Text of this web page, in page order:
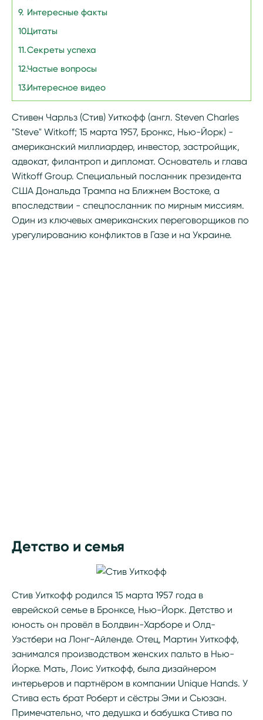
Интересные факты
Цитаты
Секреты успеха
Частые вопросы
Интересное видео
Стивен Чарльз (Стив) Уиткофф (англ. Steven Charles
"Steve" Witkoff; 15 марта 1957, Бронкс, Нью-Йорк) -
американский миллиардер, инвестор, застройщик,
адвокат, филантроп и дипломат. Основатель и глава
Witkoff Group. Специальный посланник президента
США Дональда Трампа на Ближнем Востоке, а
впоследствии - спецпосланник по мирным миссиям.
Один из ключевых американских переговорщиков по
урегулированию конфликтов в Газе и на Украине.
Детство и семья
Стив Уиткофф родился 15 марта 1957 года в
еврейской семье в Бронксе, Нью-Йорк. Детство и
юность он провёл в Болдвин-Харборе и Олд-
Уэстбери на Лонг-Айленде. Отец, Мартин Уиткофф,
занимался производством женских пальто в Нью-
Йорке. Мать, Лоис Уиткофф, была дизайнером
интерьеров и партнёром в компании Unique Hands. У
Стива есть брат Роберт и сёстры Эми и Сьюзан.
Примечательно, что дедушка и бабушка Стива по